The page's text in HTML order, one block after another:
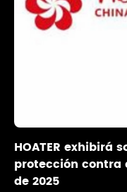
HOATER exhibirá
protección contra
de 2025